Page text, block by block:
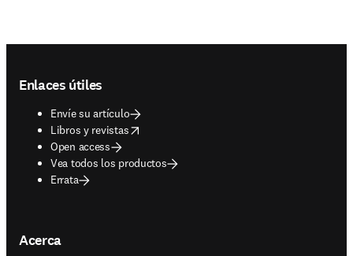
Enlaces útiles
Envíe su artículo
Libros y revistas
opens in new tab/window
Open access
Vea todos los productos
Errata
Acerca